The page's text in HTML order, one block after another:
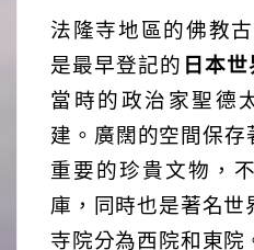
法隆寺地區的佛教
是最早登記的 日本
當時的政治家聖德
建。廣闊的空間保
重要的珍貴文物，
庫，同時也是著名世
寺院分為西院和東院